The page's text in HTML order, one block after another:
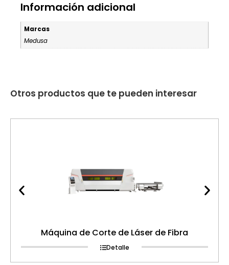
Información adicional
Marcas
Medusa
Otros productos que te pueden interesar
Máquina de Corte de Láser de Fibra
Detalle